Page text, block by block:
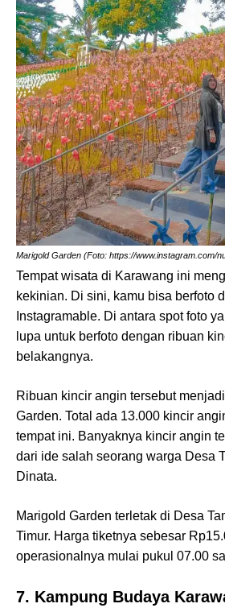
Marigold Garden (Foto: https://www.instagram.com/
Tempat wisata di Karawang ini
kekinian. Di sini, kamu bisa berfoto
Instagramable. Di antara spot foto
lupa untuk berfoto dengan ribuan
belakangnya.
Ribuan kincir angin tersebut
Garden. Total ada 13.000 kincir
tempat ini. Banyaknya kincir angin
dari ide salah seorang warga Desa
Dinata.
Marigold Garden terletak di Desa
Timur. Harga tiketnya sebesar
operasionalnya mulai pukul 07.00
7. Kampung Budaya